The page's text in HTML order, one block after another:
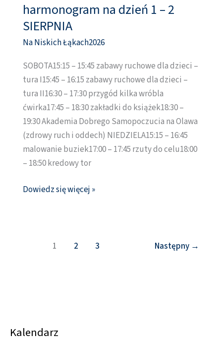
harmonogram na dzień 1 – 2
SIERPNIA
Na Niskich Łąkach2026
SOBOTA15:15 – 15:45 zabawy ruchowe dla dzieci –
tura I15:45 – 16:15 zabawy ruchowe dla dzieci –
tura II16:30 – 17:30 przygód kilka wróbla
ćwirka17:45 – 18:30 zakładki do książek18:30 –
19:30 Akademia Dobrego Samopoczucia na Olawa
(zdrowy ruch i oddech) NIEDZIELA15:15 – 16:45
malowanie buziek17:00 – 17:45 rzuty do celu18:00
– 18:50 kredowy tor
harmonogram
na
dzień
–
2
SIERPNIA
Dowiedz się więcej »
1 2 3 Następny →
Kalendarz